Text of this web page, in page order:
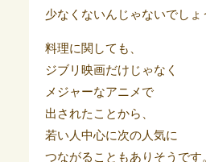
少なくないんじゃないでしょ
料理に関しても、
ジブリ映画だけじゃなく
メジャーなアニメで
出されたことから、
若い人中心に次の人気に
つながることもありそうです